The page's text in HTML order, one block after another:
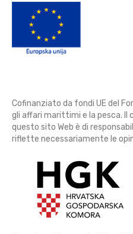
Cofinanziato da fondi UE del
gli affari marittimi e la pesca. Il
questo sito Web è di
riflette necessariamente le